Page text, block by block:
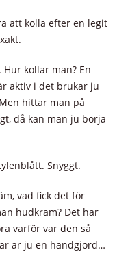
att kolla efter en legit
kollar man? En
aktiv i det brukar ju
hittar man på
då kan man ju börja
Snyggt.
vad fick det för
hudkräm? Det har
varför var den så
är ju en handgjord…